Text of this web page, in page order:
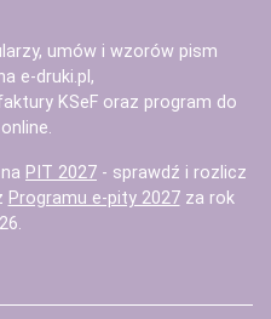
umów i wzorów pism
e-druki.pl ,
KSeF oraz program do
online.
PIT 2027 - sprawdź i rozlicz
Programu e-pity 2027za rok